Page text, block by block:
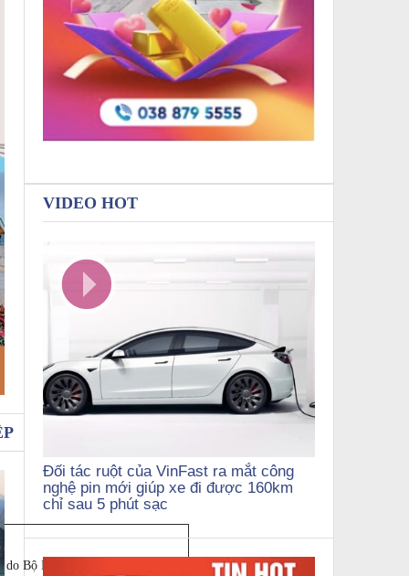
Bộ Nội Vụ cấp ngày 25 tháng 2
VIDEO HOT
Đối tác ruột của VinFast ra mắt công
nghệ pin mới giúp xe đi được 160km
chỉ sau 5 phút sạc